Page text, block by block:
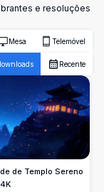
e resoluções
Mesa Telemóvel
Recente
de Templo Sereno